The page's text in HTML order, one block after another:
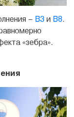
– B3 и B8.
«зебра».